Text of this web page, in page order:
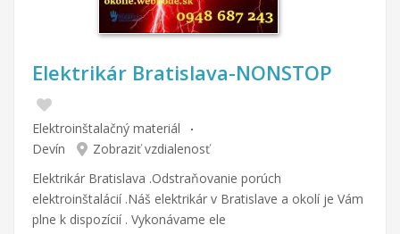
Elektrikár Bratislava-NONSTOP
Elektroinštalačný materiál
Devín
Zobraziť vzdialenosť
Elektrikár Bratislava .Odstraňovanie porúch
elektroinštalácií .Náš elektrikár v Bratislave a okolí je Vám
plne k dispozícií . Vykonávame ele